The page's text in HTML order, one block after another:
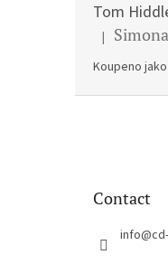
The product
| Simona
Koupeno
Contact
info@